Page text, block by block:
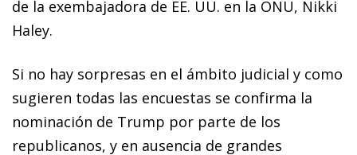
de la exem­­bajadora de EE. UU. en la ONU, Nikki
Haley.
Si no hay sorpresas en el ámbito judicial y como
sugieren to­­das las encuestas se confirma la
nominación de Trump por parte de los
republicanos, y en ausencia de grandes